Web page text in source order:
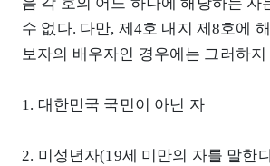
수 없다. 다만, 제4호 내지 제8호에
보자의 배우자인 경우에는 그러하지
1. 대한민국 국민이 아닌 자
2. 미성년자(19세 미만의 자를 말한